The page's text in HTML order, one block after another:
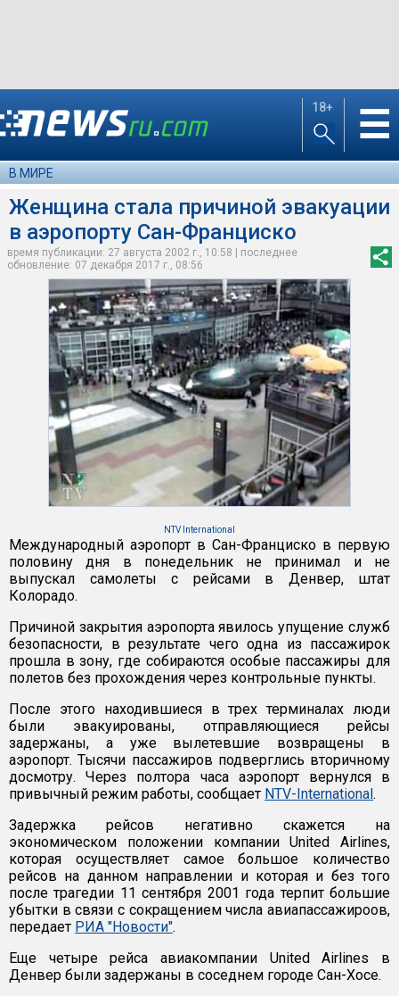
18+ ☰
В МИРЕ
Женщина стала причиной эвакуации
в аэропорту Сан-Франциско
время публикации: 27 августа 2002 г., 10:58 | последнее
обновление: 07 декабря 2017 г., 08:56
NTV International
Международный аэропорт в Сан-Франциско в первую
половину дня в понедельник не принимал и не
выпускал самолеты с рейсами в Денвер, штат
Колорадо.
Причиной закрытия аэропорта явилось упущение служб
безопасности, в результате чего одна из пассажирок
прошла в зону, где собираются особые пассажиры для
полетов без прохождения через контрольные пункты.
После этого находившиеся в трех терминалах люди
были эвакуированы, отправляющиеся рейсы
задержаны, а уже вылетевшие возвращены в
аэропорт. Тысячи пассажиров подверглись вторичному
досмотру. Через полтора часа аэропорт вернулся в
привычный режим работы, сообщает NTV-International.
Задержка рейсов негативно скажется на
экономическом положении компании United Airlines,
которая осуществляет самое большое количество
рейсов на данном направлении и которая и без того
после трагедии 11 сентября 2001 года терпит большие
убытки в связи с сокращением числа авиапассажироов,
передает РИА "Новости".
Еще четыре рейса авиакомпании United Airlines в
Денвер были задержаны в соседнем городе Сан-Хосе.